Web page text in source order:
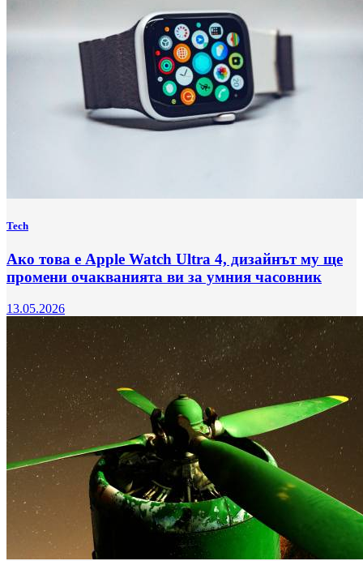
Tech
Ако това е Apple Watch Ultra 4, дизайнът му ще
промени очакванията ви за умния часовник
13.05.2026